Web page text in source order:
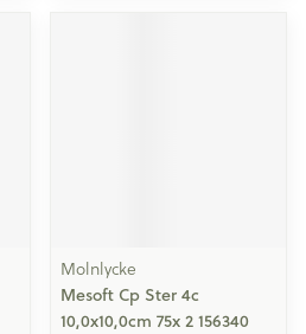
Molnlycke
Mesoft Cp Ster 4c
10,0x10,0cm 75x 2 156340